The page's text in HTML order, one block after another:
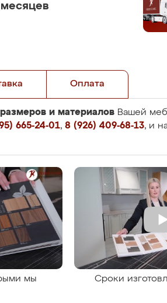
Оплата
размеров и материалов Вашей
665-24-01, 8 (926) 409-68-13, и
мы
Сроки